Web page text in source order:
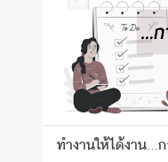
ทำงานให้ได้งาน…